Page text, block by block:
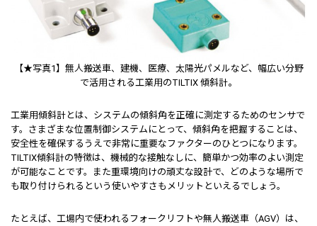
【★写真1】無人搬送車、建機、医療、太陽光パメルなど、幅広い分野
で活用される工業用のTILTIX 傾斜計。
工業用傾斜計とは、システムの傾斜角を正確に測定するためのセンサで
す。さまざまな位置制御システムにとって、傾斜角を把握することは、
安全性を確保するうえで非常に重要なファクターのひとつになります。
TILTIX傾斜計の特徴は、機械的な接触なしに、簡単かつ効率のよい測定
が可能なことです。また重環境向けの頑丈な設計で、どのような場所で
も取り付けられるという使いやすさもメリットといえるでしょう。
たとえば、工場内で使われるフォークリフトや無人搬送車（AGV）は、